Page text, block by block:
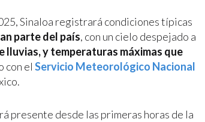
Sinaloa registrará condiciones típicas
parte del país, con un cielo despejado a
lluvias, y temperaturas máximas que
con el Servicio Meteorológico Nacional
presente desde las primeras horas de la